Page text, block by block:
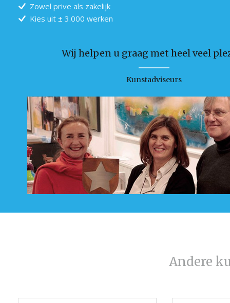
Zowel prive als zakelijk
Kies uit ± 3.000 werken
Wij helpen u graag met heel veel
Kunstadviseurs
Andere